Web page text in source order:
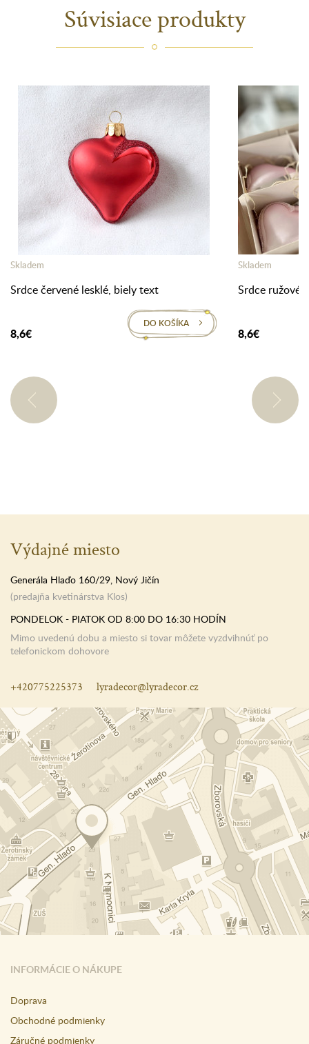
Súvisiace produkty
Skladem
Srdce červené lesklé, biely text
8,6€
DO KOŠÍKA
Skladem
Srdce ružové,
8,6€
INFORMÁCIE O NÁKUPE
Doprava
Obchodné podmienky
Záručné podmienky
Výdajné miesto
Generála Hlaďo 160/29, Nový Jičín
(predajňa kvetinárstva Klos)
PONDELOK - PIATOK OD 8:00 DO 16:30 HODÍN
Mimo uvedenú dobu a miesto si tovar môžete vyzdvihnúť po
telefonickom dohovore
+420775225373 lyradecor@lyradecor.cz